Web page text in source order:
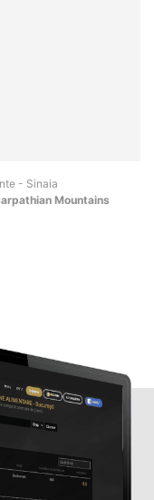
- Sinaia
Mountains